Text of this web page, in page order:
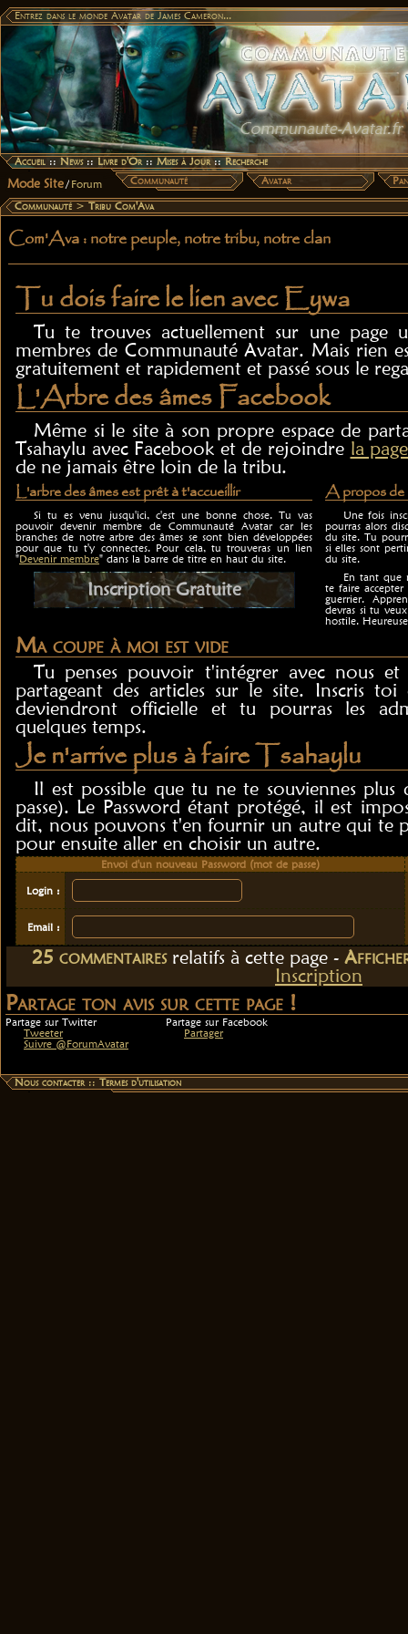
Entrez dans le monde Avatar de James Cameron...
Accueil::News::Livre d'Or::Mises à Jour::Recherche
Mode Site/ Forum Communauté Avatar
Communauté >Tribu Com'Ava
Com'Ava : notre peuple, notre tribu, notre clan
Tu dois faire le lien avec Eywa
Tu te trouves actuellement sur une page
membres de Communauté Avatar. Mais rien
gratuitement et rapidement et passé sous le
L'Arbre des âmes Facebook
Même si le site à son propre espace de
Tsahaylu avec Facebook et de rejoindre la
de ne jamais être loin de la tribu.
A propos de
Une fois
pourras alors
du site. Tu
si elles sont
du site.
En tant que
te faire
guerrier.
devras si tu
hostile.
L'arbre des âmes est prêt à t'accueillir
Si tu es venu jusqu'ici, c'est une bonne chose. Tu vas
pouvoir devenir membre de Communauté Avatar car les
branches de notre arbre des âmes se sont bien développées
pour que tu t'y connectes. Pour cela, tu trouveras un lien
"Devenir membre" dans la barre de titre en haut du site.
Inscription Gratuite
Ma coupe à moi est vide
Tu penses pouvoir t'intégrer avec nous
partageant des articles sur le site. Inscris
deviendront officielle et tu pourras les
quelques temps.
Je n'arrive plus à faire Tsahaylu
Il est possible que tu ne te souviennes
passe). Le Password étant protégé, il est
dit, nous pouvons t'en fournir un autre qui te
pour ensuite aller en choisir un autre.
Envoi d'un nouveau Password (mot de passe)
Login :
Email :
25 commentairesrelatifsà cette page -
Inscription
Partage ton avis sur cette page !
Partage sur Twitter
Partage sur Facebook
Tweeter
Suivre @ForumAvatar
Partager
Nous contacter::Termes d'utilisation